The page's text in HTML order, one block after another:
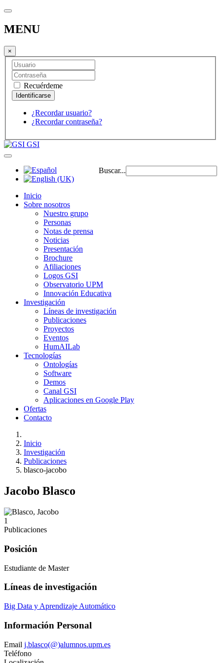
MENU
×
Recuérdeme
¿Recordar usuario?
¿Recordar contraseña?
GSI
Buscar...
Inicio
Sobre nosotros
Nuestro grupo
Personas
Notas de prensa
Noticias
Presentación
Brochure
Afiliaciones
Logos GSI
Observatorio UPM
Innovación Educativa
Investigación
Líneas de investigación
Publicaciones
Proyectos
Eventos
HumAILab
Tecnologías
Ontologías
Software
Demos
Canal GSI
Aplicaciones en Google Play
Ofertas
Contacto
Inicio
Investigación
Publicaciones
blasco-jacobo
Jacobo Blasco
1
Publicaciones
Posición
Estudiante de Master
Líneas de investigación
Big Data y Aprendizaje Automático
Información Personal
Email j.blasco(@)alumnos.upm.es
Teléfono